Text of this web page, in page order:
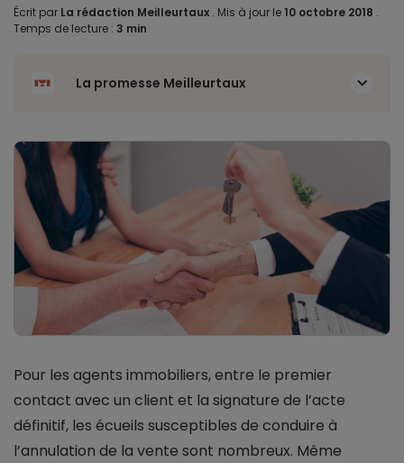
Écrit par La rédaction Meilleurtaux . Mis à jour le 10 octobre 2018 .
Temps de lecture : 3 min
La promesse Meilleurtaux
Pour les agents immobiliers, entre le premier
contact avec un client et la signature de l’acte
définitif, les écueils susceptibles de conduire à
l’annulation de la vente sont nombreux. Même